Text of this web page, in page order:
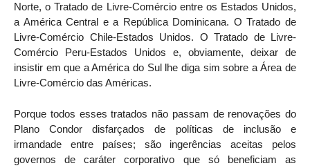
Norte, o Tratado de Livre-Comércio entre os Estados Unidos,
a América Central e a República Dominicana. O Tratado de
Livre-Comércio Chile-Estados Unidos. O Tratado de Livre-
Comércio Peru-Estados Unidos e, obviamente, deixar de
insistir em que a América do Sul lhe diga sim sobre a Área de
Livre-Comércio das Américas.
Porque todos esses tratados não passam de renovações do
Plano Condor disfarçados de políticas de inclusão e
irmandade entre países; são ingerências aceitas pelos
governos de caráter corporativo que só beneficiam as